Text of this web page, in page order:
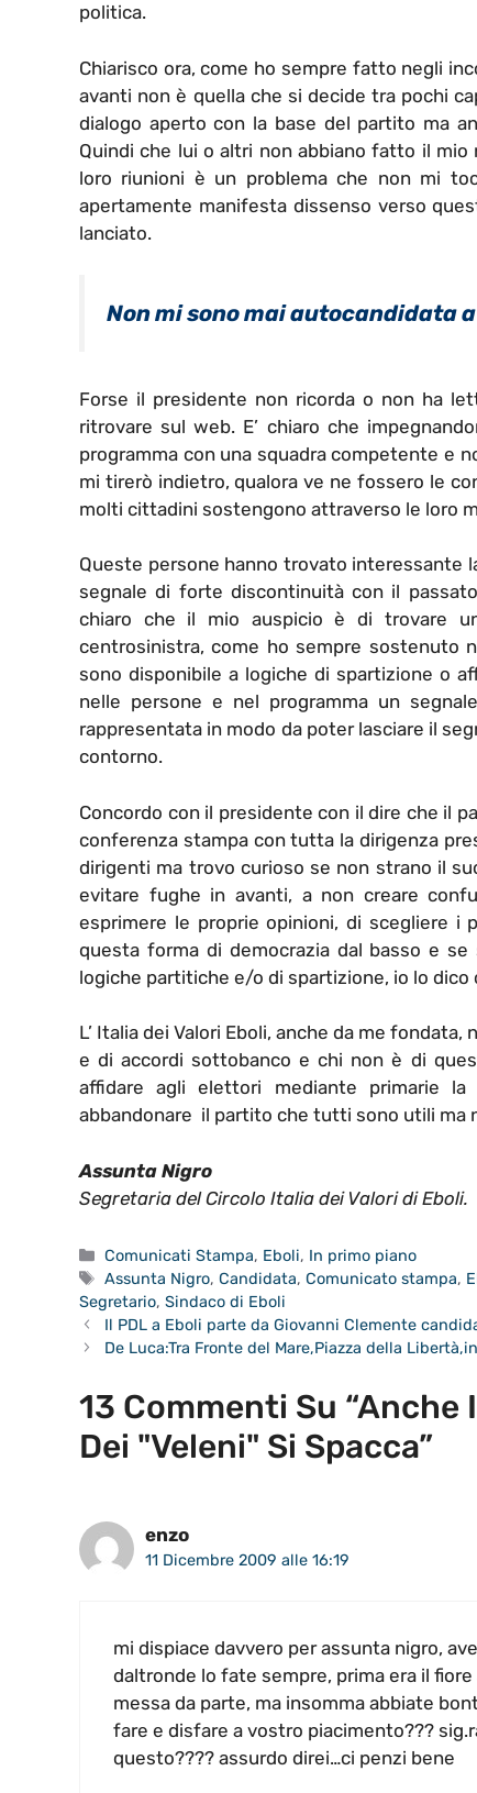
politica.
Chiarisco ora, come ho sempre fatto negli
avanti non è quella che si decide tra pochi
dialogo aperto con la base del partito ma
Quindi che lui o altri non abbiano fatto il
loro riunioni è un problema che non mi
apertamente manifesta dissenso verso
lanciato.
Non mi sono mai autocandidata
Forse il presidente non ricorda o non ha
ritrovare sul web. E’ chiaro che
programma con una squadra competente e
mi tirerò indietro, qualora ve ne fossero le
molti cittadini sostengono attraverso le loro
Queste persone hanno trovato interessante
segnale di forte discontinuità con il
chiaro che il mio auspicio è di trovare
centrosinistra, come ho sempre sostenuto
sono disponibile a logiche di spartizione o
nelle persone e nel programma un
rappresentata in modo da poter lasciare il
contorno.
Concordo con il presidente con il dire che il
conferenza stampa con tutta la dirigenza
dirigenti ma trovo curioso se non strano il
evitare fughe in avanti, a non creare
esprimere le proprie opinioni, di scegliere i
questa forma di democrazia dal basso e
logiche partitiche e/o di spartizione, io lo dico
L’ Italia dei Valori Eboli, anche da me
e di accordi sottobanco e chi non è di
affidare agli elettori mediante primarie
abbandonare il partito che tutti sono utili ma
Assunta Nigro
Segretaria del Circolo Italia dei Valori di Eboli.
Categorie
Comunicati Stampa, Eboli, In primo piano
Tag
Assunta Nigro,Candidata,Comunicato stampa,
Segretario, Sindaco di Eboli
Il PDL a Eboli parte da Giovanni Clemente
De Luca:Tra Fronte del Mare,Piazza della
13 Commenti Su
Dei "Veleni" Si Spacca”
enzo
11 Dicembre 2009 alle 16:19
mi dispiace davvero per assunta nigro,
daltronde lo fate sempre, prima era il
messa da parte, ma insomma abbiate
fare e disfare a vostro piacimento???
questo???? assurdo direi…ci penzi bene